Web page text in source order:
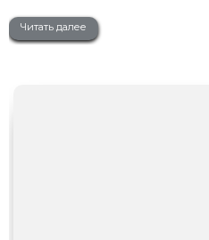
Читать далее